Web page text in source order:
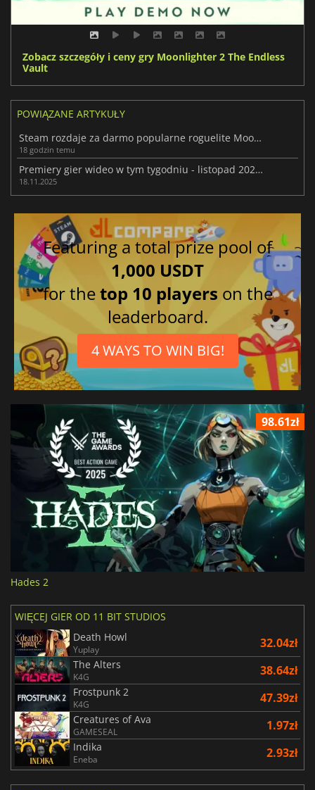
Zobacz szczegóły i ceny gry Moonlighter 2 The Endless
Vault
POWIĄZANE ARTYKUŁY
Steam rozdaje za darmo popularne roguelite Moonlighter
18 godzin temu
Premiery gier wideo w tym tygodniu - listopad 2025 (tydzień 47)
18.11.2025
Featuring a total prize pool of
1,000 USDT
for thetop 10 players on the
leaderboard.
4 WAYS TO WIN BIG!
98.61zł
Hades 2
WIĘCEJ GIER OD 11 BIT STUDIOS
Death Howl
Yuplay 32.04zł
The Alters
K4G 38.64zł
Frostpunk 2
K4G 47.39zł
Creatures of Ava
GAMESEAL 1.97zł
Indika
Eneba 2.93zł